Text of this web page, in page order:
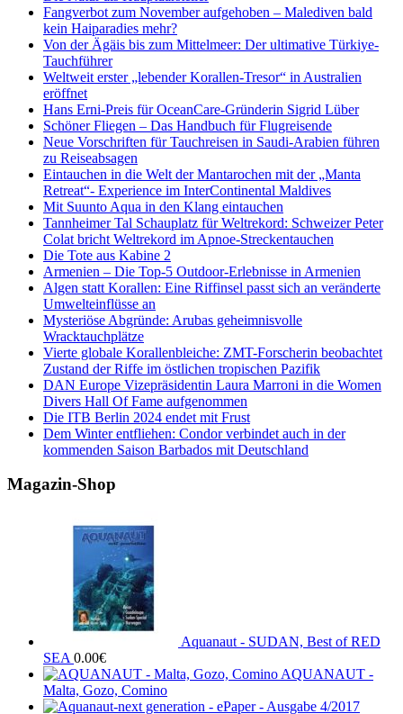
Fangverbot zum November aufgehoben – Malediven bald
kein Haiparadies mehr?
Von der Ägäis bis zum Mittelmeer: Der ultimative Türkiye-
Tauchführer
Weltweit erster „lebender Korallen-Tresor“ in Australien
eröffnet
Hans Erni-Preis für OceanCare-Gründerin Sigrid Lüber
Schöner Fliegen – Das Handbuch für Flugreisende
Neue Vorschriften für Tauchreisen in Saudi-Arabien führen
zu Reiseabsagen
Eintauchen in die Welt der Mantarochen mit der „Manta
Retreat“- Experience im InterContinental Maldives
Mit Suunto Aqua in den Klang eintauchen
Tannheimer Tal Schauplatz für Weltrekord: Schweizer Peter
Colat bricht Weltrekord im Apnoe-Streckentauchen
Die Tote aus Kabine 2
Armenien – Die Top-5 Outdoor-Erlebnisse in Armenien
Algen statt Korallen: Eine Riffinsel passt sich an veränderte
Umwelteinflüsse an
Mysteriöse Abgründe: Arubas geheimnisvolle
Wracktauchplätze
Vierte globale Korallenbleiche: ZMT-Forscherin beobachtet
Zustand der Riffe im östlichen tropischen Pazifik
DAN Europe Vizepräsidentin Laura Marroni in die Women
Divers Hall Of Fame aufgenommen
Die ITB Berlin 2024 endet mit Frust
Dem Winter entfliehen: Condor verbindet auch in der
kommenden Saison Barbados mit Deutschland
Magazin-Shop
Aquanaut - SUDAN, Best of RED
SEA 0.00€
AQUANAUT -
Malta, Gozo, Comino